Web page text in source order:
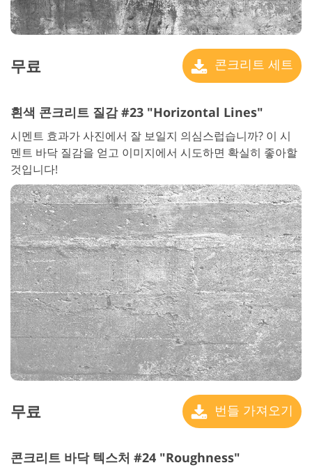
무료 콘크리트 세트
흰색 콘크리트 질감 #23 "Horizontal Lines"
시멘트 효과가 사진에서 잘 보일지 의심스럽습니까? 이 시
멘트 바닥 질감을 얻고 이미지에서 시도하면 확실히 좋아할
것입니다!
무료 번들 가져오기
콘크리트 바닥 텍스처 #24 "Roughness"